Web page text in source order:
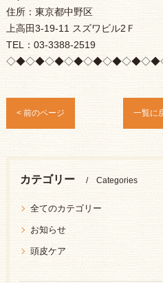
住所：東京都中野区
上高田3-19-11 スズワビル2Ｆ
TEL：03-3388-2519
< 前のページ 一覧に
カテゴリー Categories
全てのカテゴリー
お知らせ
頭皮ケア